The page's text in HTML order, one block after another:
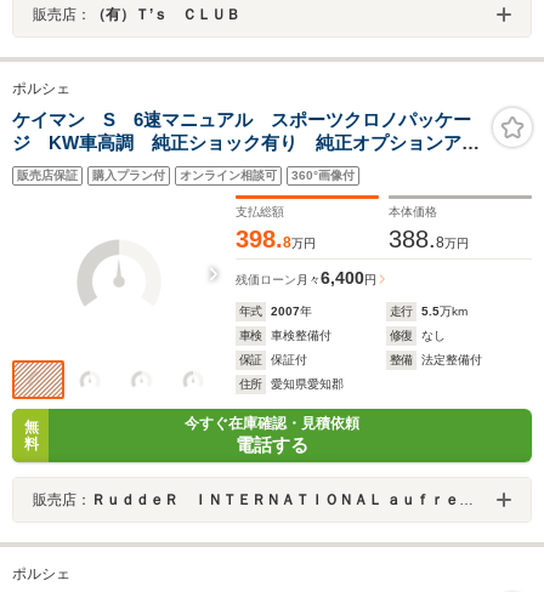
販売店： （有）Ｔ’ｓ ＣＬＵＢ
ポルシェ
ケイマン S 6速マニュアル スポーツクロノパッケー
ジ KW車高調 純正ショック有り 純正オプションアル
ミシフトノブ・サイドブレーキレバー エンジンカバー
レッド塗装 可変リアスポイラー ハーフレザーシート
販売店保証 購入プラン付 オンライン相談可 360°画像付
支払総額
398.8万円
本体価格
388.8万円
残価ローン 月々6,400円
年式 2007年 走行 5.5万km
車検
車検整備付 修復
なし
保証
保証付 整備
法定整備付
住所
愛知県愛知郡
無
料
今すぐ在庫確認・見積依頼
電話する
販売店： ＲｕｄｄｅＲ ＩＮＴＥＲＮＡＴＩＯＮＡＬ ａｕｆｒｅｇｅｎｄ
ポルシェ